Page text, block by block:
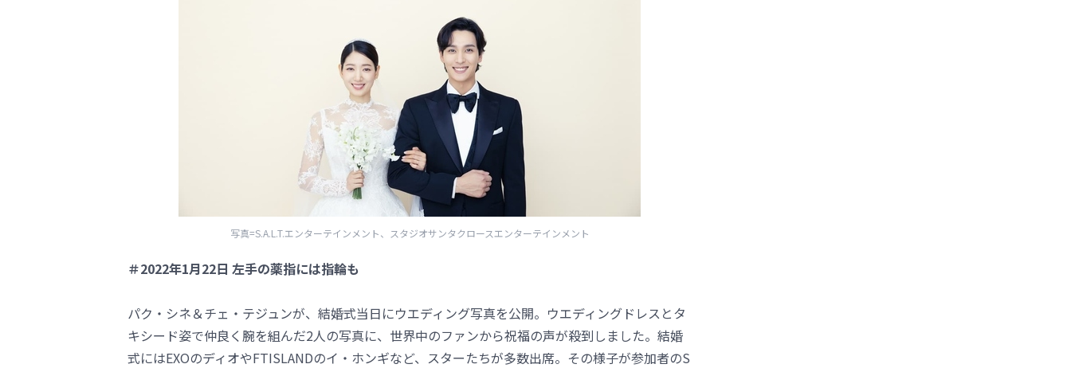
写真=S.A.L.T.エンターテインメント、スタジオサンタクロースエンターテインメント
＃2022年1月22日 左手の薬指には指輪も
パク・シネ＆チェ・テジュンが、結婚式当日にウエディング写真を公開。ウエディングドレスとタ
キシード姿で仲良く腕を組んだ2人の写真に、世界中のファンから祝福の声が殺到しました。結婚
式にはEXOのディオやFTISLANDのイ・ホンギなど、スターたちが多数出席。その様子が参加者のS